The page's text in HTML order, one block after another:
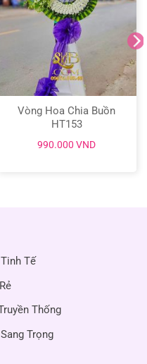
Vòng Hoa Chia Buồn
HT153
990.000 VND
Tế
Thống
Trọng